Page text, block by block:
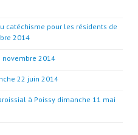
catéchisme pour les résidents de
2014
novembre 2014
22 juin 2014
à Poissy dimanche 11 mai